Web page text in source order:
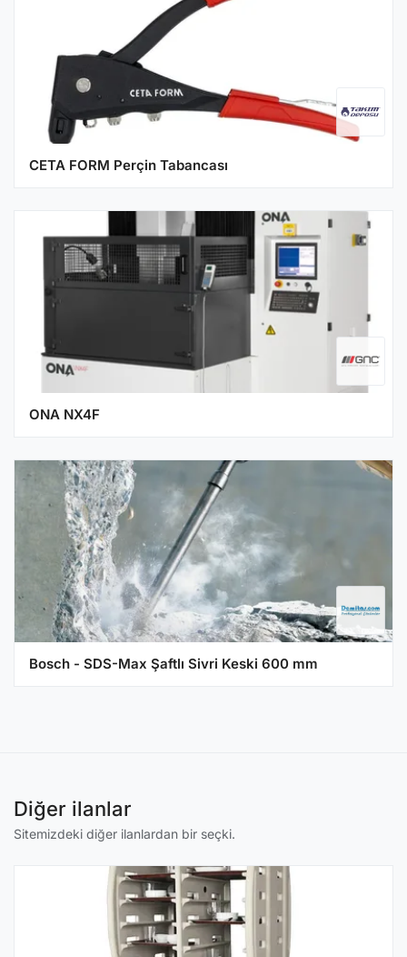
CETA FORM Perçin Tabancası
ONA NX4F
Bosch - SDS-Max Şaftlı Sivri Keski 600 mm
Diğer ilanlar
Sitemizdeki diğer ilanlardan bir seçki.